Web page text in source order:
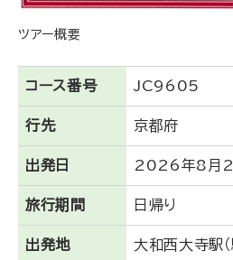
ツアー概要
コース番号 JC9605
行先 京都府
出発日 2026年8月22
旅行期間 日帰り
出発地
大和西大寺駅